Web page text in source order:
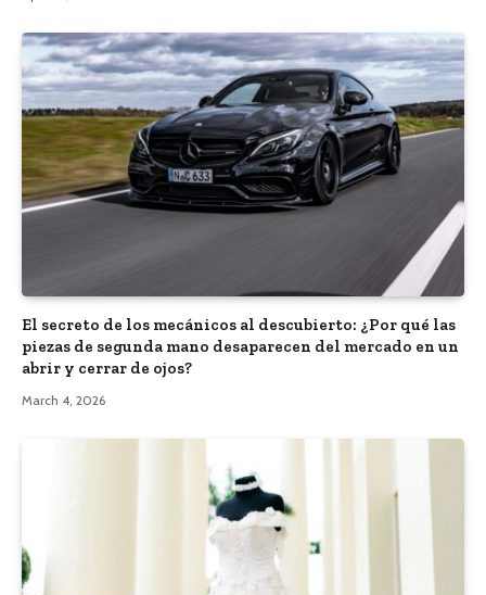
El secreto de los mecánicos al descubierto: ¿Por qué las
piezas de segunda mano desaparecen del mercado en un
abrir y cerrar de ojos?
March 4, 2026